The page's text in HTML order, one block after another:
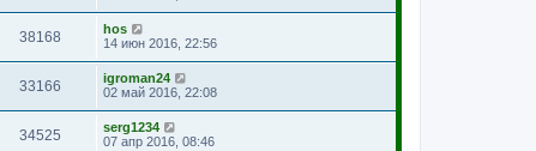
38168
hos
14 июн 2016, 22:56
33166
igroman24
02 май 2016, 22:08
34525
serg1234
07 апр 2016, 08:46